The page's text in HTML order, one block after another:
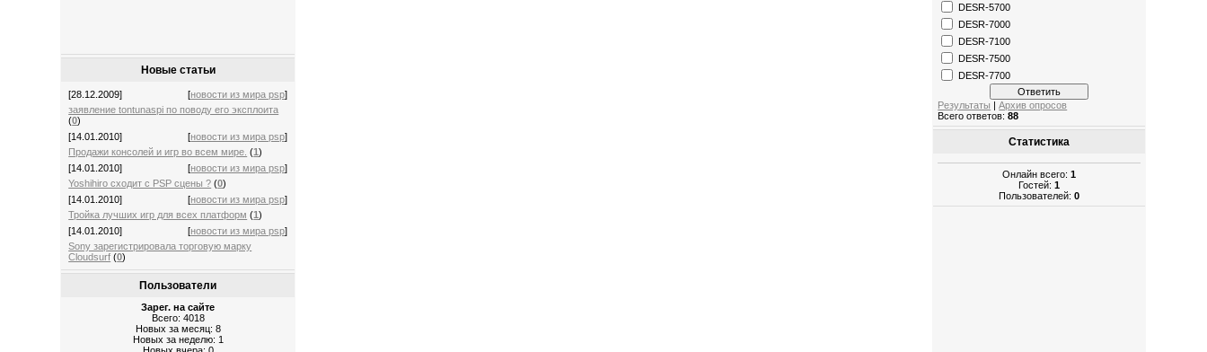
Новые статьи
[28.12.2009] [новости из мира psp]
заявление tontunaspi по поводу его эксплоита
(0)
[14.01.2010]
[новости из мира psp]
Продажи консолей и игр во всем мире. (1)
[14.01.2010]
[новости из мира psp]
Yoshihiro сходит с PSP сцены ? (0)
[14.01.2010]
[новости из мира psp]
Тройка лучших игр для всех платформ (1)
[14.01.2010]
[новости из мира psp]
Sony зарегистрировала торговую марку
Cloudsurf (0)
Пользователи
Зарег. на сайте
Всего: 4018
Новых за месяц: 8
Новых за неделю: 1
DESR-5700
DESR-7000
DESR-7100
DESR-7500
DESR-7700
Результаты |Архив опросов
Всего ответов:88
Статистика
Онлайн всего:1
Гостей:1
Пользователей:0